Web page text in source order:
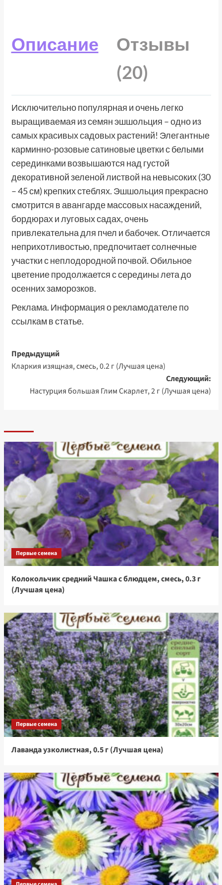
Описание
Отзывы
(20)
Исключительно популярная и очень легко
выращиваемая из семян эшшольция – одно из
самых красивых садовых растений! Элегантные
карминно-розовые сатиновые цветки с белыми
серединками возвышаются над густой
декоративной зеленой листвой на невысоких (30
– 45 см) крепких стеблях. Эшшольция прекрасно
смотрится в авангарде массовых насаждений,
бордюрах и луговых садах, очень
привлекательна для пчел и бабочек. Отличается
неприхотливостью, предпочитает солнечные
участки с неплодородной почвой. Обильное
цветение продолжается с середины лета до
осенних заморозков.
Реклама. Информация о рекламодателе по
ссылкам в статье.
Навигация
записи
Предыдущий
Кларкия изящная, смесь, 0.2 г (Лучшая цена)
Следующий:
Настурция большая Глим Скарлет, 2 г (Лучшая цена)
Первые семена
Колокольчик средний Чашка с блюдцем, смесь, 0.3 г
(Лучшая цена)
Первые семена
Лаванда узколистная, 0.5 г (Лучшая цена)